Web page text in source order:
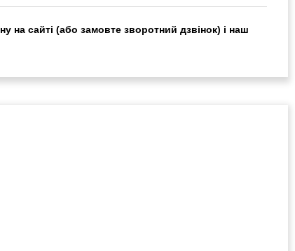
на сайті (або замовте зворотний дзвінок) і наш